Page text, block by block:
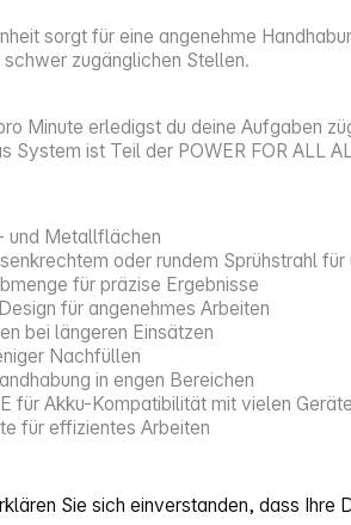
Sie sich einverstanden, dass Ihre
sorgt für eine angenehme
zugänglichen Stellen.
Minute erledigst du deine Aufgaben
System ist Teil der POWER FOR ALL
und Metallflächen
oder rundem Sprühstrahl
für präzise Ergebnisse
für angenehmes Arbeiten
bei längeren Einsätzen
Nachfüllen
in engen Bereichen
für Akku-Kompatibilität mit vielen
für effizientes Arbeiten